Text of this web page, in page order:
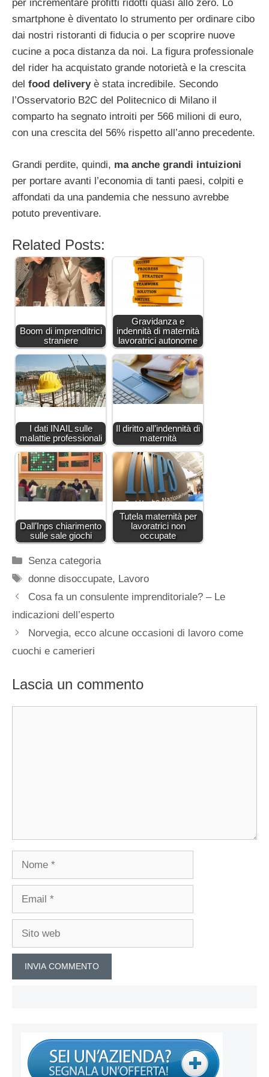
per incrementare profitti ridotti quasi allo zero. Lo
smartphone è diventato lo strumento per ordinare cibo
dai nostri ristoranti di fiducia o per scoprire nuove
cucine a poca distanza da noi. La figura professionale
del rider ha acquistato grande notorietà e la crescita
del food delivery è stata incredibile. Secondo
l’Osservatorio B2C del Politecnico di Milano il
comparto ha segnato introiti per 566 milioni di euro,
con una crescita del 56% rispetto all’anno precedente.
Grandi perdite, quindi, ma anche grandi intuizioni
per portare avanti l’economia di tanti paesi, colpiti e
affondati da una pandemia che nessuno avrebbe
potuto preventivare.
Related Posts:
Boom di imprenditrici
straniere
Gravidanza e
indennità di maternità
lavoratrici autonome
I dati INAIL sulle
malattie professionali
Il diritto all’indennità di
maternità
Dall’Inps chiarimento
sulle sale giochi
Tutela maternità per
lavoratrici non
occupate
Categorie
Senza categoria
Tag
donne disoccupate, Lavoro
Cosa fa un consulente imprenditoriale? – Le
indicazioni dell’esperto
Norvegia, ecco alcune occasioni di lavoro come
cuochi e camerieri
Lascia un commento
Nome
Email
Sito